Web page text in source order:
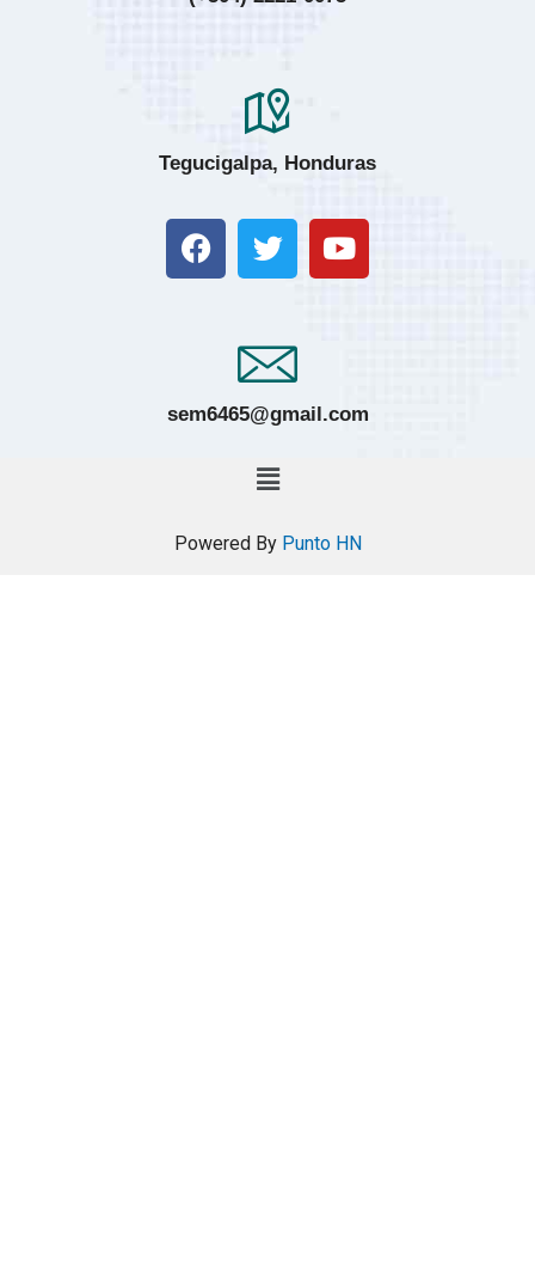
Tegucigalpa, Honduras
sem6465@gmail.com
Powered By Punto HN